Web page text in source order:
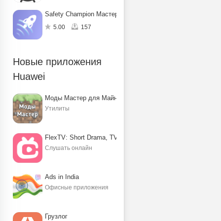
Safety Champion Мастер защиты
5.00 157
Новые приложения
Huawei
Моды Мастер для Майнкрафт ПЕ
Утилиты
FlexTV: Short Drama, TV, Reels
Слушать онлайн
Ads in India
Офисные приложения
Грузлог